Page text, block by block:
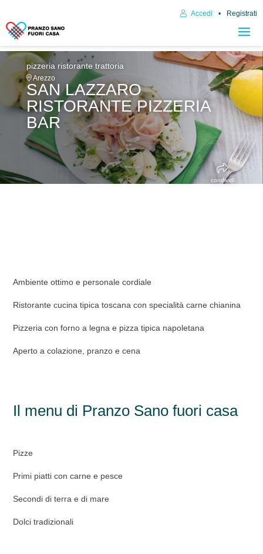
Accedi Registrati
pizzeria ristorante trattoria
Arezzo
SAN LAZZARO
RISTORANTE PIZZERIA
BAR
condividi
Ambiente ottimo e personale cordiale
Ristorante cucina tipica toscana con specialità carne chianina
Pizzeria con forno a legna e pizza tipica napoletana
Aperto a colazione, pranzo e cena
Il menu di Pranzo Sano fuori casa
Pizze
Primi piatti con carne e pesce
Secondi di terra e di mare
Dolci tradizionali